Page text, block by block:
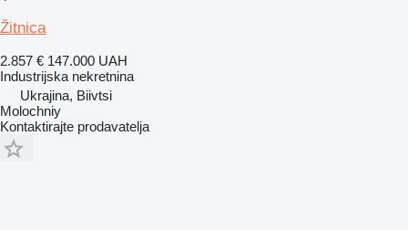
Žitnica
2.857 € 147.000 UAH
Industrijska nekretnina
Ukrajina, Biivtsi
Molochniy
Kontaktirajte prodavatelja